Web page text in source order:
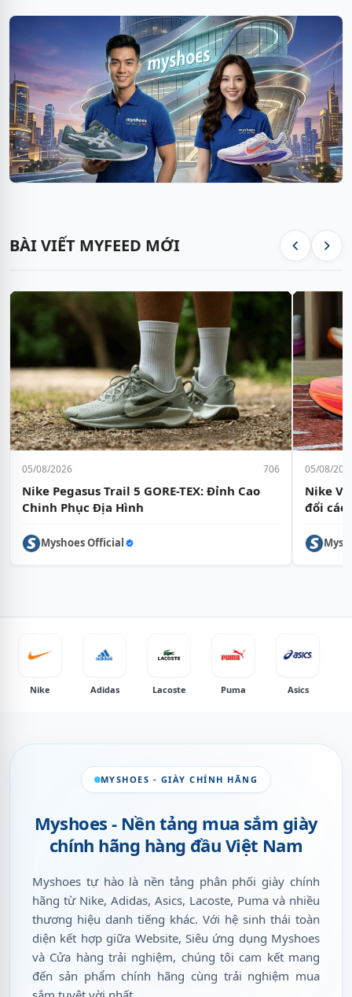
BÀI VIẾT MYFEED MỚI
05/08/2026 706
Nike Pegasus Trail 5 GORE-TEX: Đỉnh Cao
Chinh Phục Địa Hình
Myshoes Official
05/08/
Nike
đổi
Nike Adidas Lacoste Puma Asics
MYSHOES - GIÀY CHÍNH HÃNG
Myshoes - Nền tảng mua sắm giày
chính hãng hàng đầu Việt Nam
Myshoes tự hào là nền tảng phân phối giày chính
hãng từ Nike, Adidas, Asics, Lacoste, Puma và nhiều
thương hiệu danh tiếng khác. Với hệ sinh thái toàn
diện kết hợp giữa Website, Siêu ứng dụng Myshoes
và Cửa hàng trải nghiệm, chúng tôi cam kết mang
đến sản phẩm chính hãng cùng trải nghiệm mua